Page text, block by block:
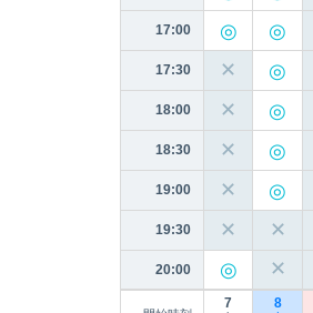
17:00
17:30 ✕
18:00 ✕
18:30 ✕
19:00 ✕
19:30 ✕ ✕
20:00 ✕
7 8